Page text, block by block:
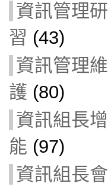
資訊管理研
習 (43)
資訊管理維
護 (80)
資訊組長增
能 (97)
資訊組長會